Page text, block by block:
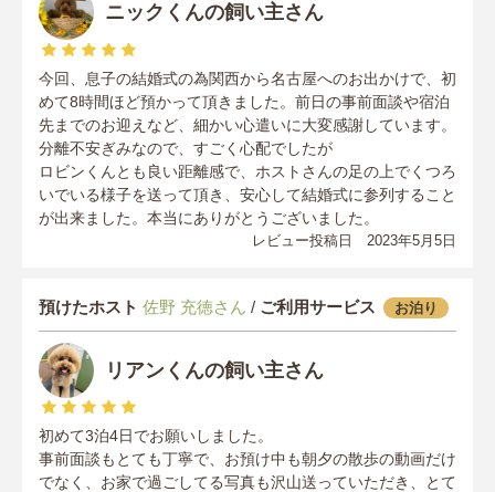
ニックくんの飼い主さん
今回、息子の結婚式の為関西から名古屋へのお出かけで、初
めて8時間ほど預かって頂きました。前日の事前面談や宿泊
先までのお迎えなど、細かい心遣いに大変感謝しています。
分離不安ぎみなので、すごく心配でしたが
ロビンくんとも良い距離感で、ホストさんの足の上でくつろ
いでいる様子を送って頂き、安心して結婚式に参列すること
が出来ました。本当にありがとうございました。
レビュー投稿日 2023年5月5日
預けたホスト 佐野 充徳さん / ご利用サービス お泊り
リアンくんの飼い主さん
初めて3泊4日でお願いしました。
事前面談もとても丁寧で、お預け中も朝夕の散歩の動画だけ
でなく、お家で過ごしてる写真も沢山送っていただき、とて